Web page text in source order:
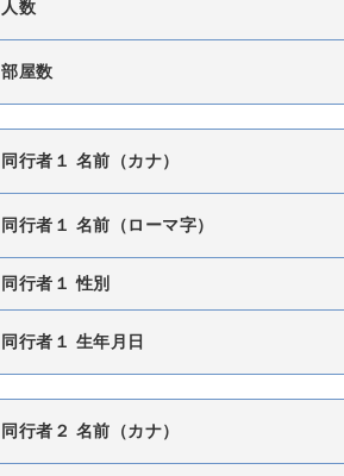
人数
部屋数
同行者１ 名前（カナ）
同行者１ 名前（ローマ字）
同行者１ 性別
同行者１ 生年月日
同行者２ 名前（カナ）